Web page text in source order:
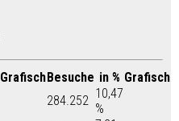
GrafischBesuche in % Grafisch
284.252 10,47
%